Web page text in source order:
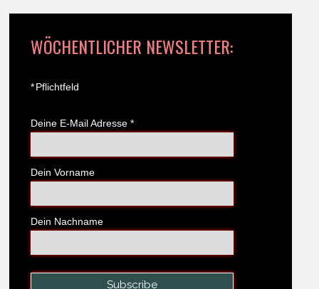
WÖCHENTLICHER NEWSLETTER:
*Pflichtfeld
Deine E-Mail Adresse *
Dein Vorname
Dein Nachname